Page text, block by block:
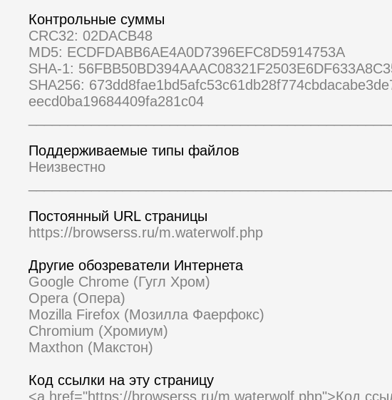
Контрольные суммы
CRC32: 02DACB48
MD5: ECDFDABB6AE4A0D7396EFC8D5914753A
SHA-1:
SHA256:
eecd0ba19684409fa281c04
Поддерживаемые типы файлов
Неизвестно
Постоянный URL страницы
https://browserss.ru/m.waterwolf.php
Другие обозреватели Интернета
Google Chrome (Гугл Хром)
Opera (Опера)
Mozilla Firefox (Мозилла Фаерфокс)
Chromium (Хромиум)
Maxthon (Макстон)
Код ссылки на эту страницу
<a href="https://browserss.ru/m.waterwolf.php">Код